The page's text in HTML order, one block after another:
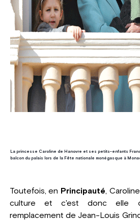
La princesse Caroline de Hanovre et ses petits-enfants
balcon du palais lors de la Fête nationale monégasque à
Toutefois, en Principauté,
culture et c'est donc elle
remplacement de Jean-Louis